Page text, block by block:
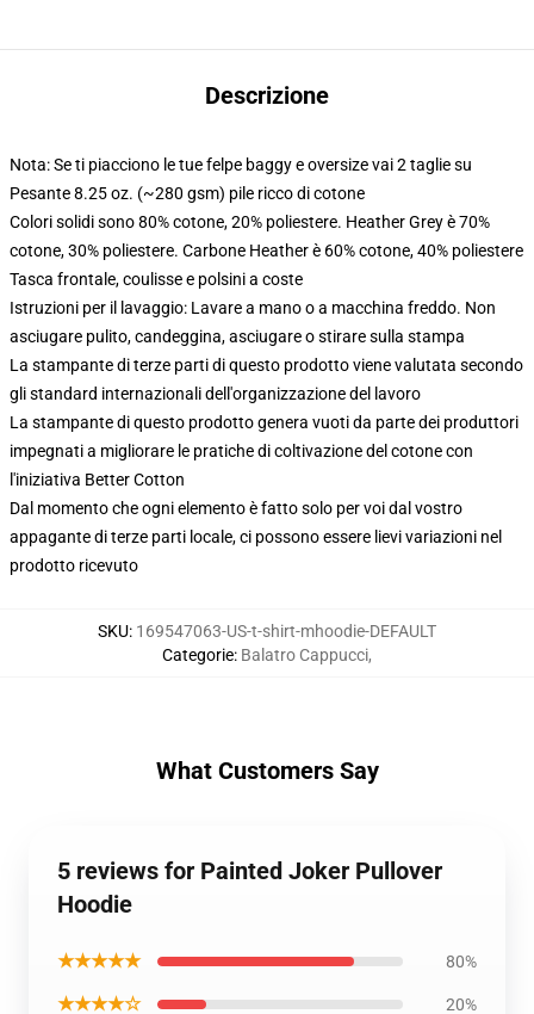
Descrizione
Nota: Se ti piacciono le tue felpe baggy e oversize vai 2 taglie su
Pesante 8.25 oz. (~280 gsm) pile ricco di cotone
Colori solidi sono 80% cotone, 20% poliestere. Heather Grey è 70%
cotone, 30% poliestere. Carbone Heather è 60% cotone, 40% poliestere
Tasca frontale, coulisse e polsini a coste
Istruzioni per il lavaggio: Lavare a mano o a macchina freddo. Non
asciugare pulito, candeggina, asciugare o stirare sulla stampa
La stampante di terze parti di questo prodotto viene valutata secondo
gli standard internazionali dell'organizzazione del lavoro
La stampante di questo prodotto genera vuoti da parte dei produttori
impegnati a migliorare le pratiche di coltivazione del cotone con
l'iniziativa Better Cotton
Dal momento che ogni elemento è fatto solo per voi dal vostro
appagante di terze parti locale, ci possono essere lievi variazioni nel
prodotto ricevuto
SKU: 169547063-US-t-shirt-mhoodie-DEFAULT
Categorie: Balatro Cappucci,
What Customers Say
5 reviews for Painted Joker Pullover
Hoodie
★★★★★ 80%
★★★★☆ 20%